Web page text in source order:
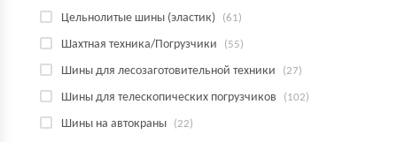
Цельнолитые шины (эластик) (61)
Шахтная техника/Погрузчики (55)
Шины для лесозаготовительной техники (27)
Шины для телескопических погрузчиков (102)
Шины на автокраны (22)